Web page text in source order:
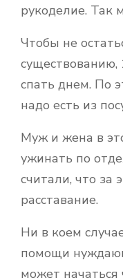
рукоделие. Так
Чтобы не
существованию,
спать днем. По
надо есть из
Муж и жена в
ужинать по
считали, что за
расставание.
Ни в коем
помощи
может начаться